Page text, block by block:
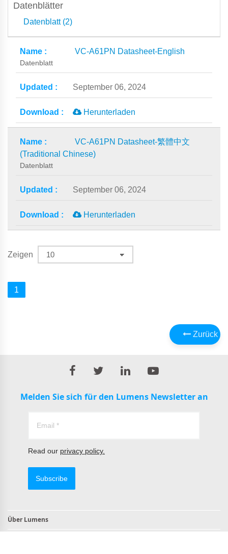
Datenblätter
Datenblatt (2)
VC-A61PN Datasheet-English
Datenblatt
September 06, 2024
Herunterladen
VC-A61PN Datasheet-繁體中文
(Traditional Chinese)
Datenblatt
September 06, 2024
Herunterladen
Zeigen
1
Zurück
Melden Sie sich für den Lumens Newsletter an
Read our privacy policy.
Subscribe
Über Lumens